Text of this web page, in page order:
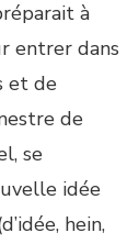
à
entrer dans
et de
de
se
idée
hein,